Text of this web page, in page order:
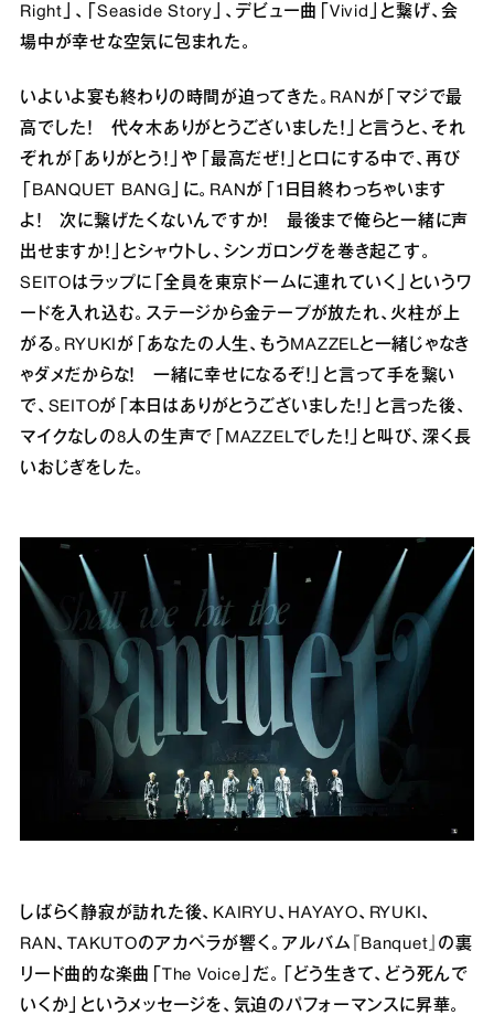
Right」、「Seaside Story」、デビュー曲「Vivid」と繋げ、会
場中が幸せな空気に包まれた。
いよいよ宴も終わりの時間が迫ってきた。RANが「マジで最
高でした！ 代々木ありがとうございました！」と言うと、それ
ぞれが「ありがとう！」や「最高だぜ！」と口にする中で、再び
「BANQUET BANG」に。RANが「1日目終わっちゃいます
よ！ 次に繋げたくないんですか！ 最後まで俺らと一緒に声
出せますか！」とシャウトし、シンガロングを巻き起こす。
SEITOはラップに「全員を東京ドームに連れていく」というワ
ードを入れ込む。ステージから金テープが放たれ、火柱が上
がる。RYUKIが「あなたの人生、もうMAZZELと一緒じゃなき
ゃダメだからな！ 一緒に幸せになるぞ！」と言って手を繋い
で、SEITOが「本日はありがとうございました！」と言った後、
マイクなしの8人の生声で「MAZZELでした！」と叫び、深く長
いおじぎをした。
しばらく静寂が訪れた後、KAIRYU、HAYAYO、RYUKI、
RAN、TAKUTOのアカペラが響く。アルバム『Banquet』の裏
リード曲的な楽曲「The Voice」だ。「どう生きて、どう死んで
いくか」というメッセージを、気迫のパフォーマンスに昇華。